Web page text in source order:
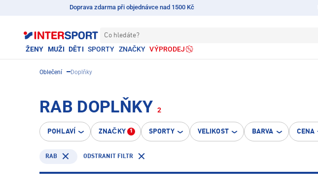
Doprava zdarma při objednávce nad 1500 Kč
Co hledáte?
ŽENY MUŽI DĚTI SPORTY ZNAČKY VÝPRODEJ
Oblečení Doplňky
RAB DOPLŇKY 2
POHLAVÍ ZNAČKY 1 SPORTY VELIKOST BARVA CENA
RAB ODSTRANIT FILTR